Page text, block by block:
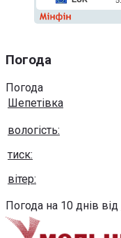
Погода
Погода
Шепетівка
вологість:
тиск:
вітер:
Погода на 10 днів від